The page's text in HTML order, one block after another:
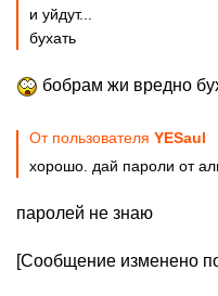
и уйдут...
бухать
бобрам жи вредно
От пользователя YESaul
хорошо. дай пароли от
паролей не знаю
[Сообщение изменено